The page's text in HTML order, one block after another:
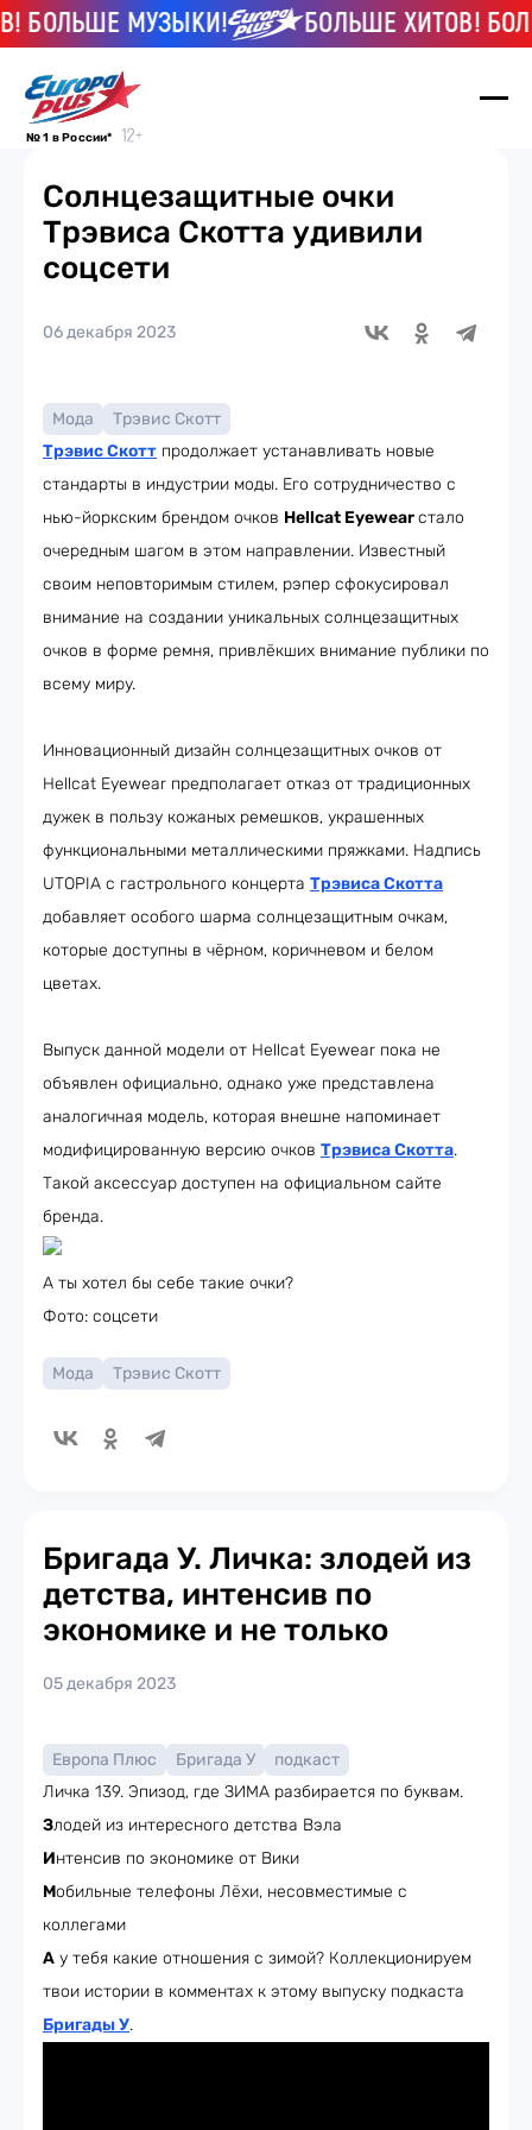
БОЛЬШЕ МУЗЫКИ! БОЛЬШЕ ХИТОВ!
№ 1 в России*
Солнцезащитные очки
Трэвиса Скотта удивили
соцсети
06 декабря 2023
Мода
Трэвис Скотт
Трэвис Скотт продолжает устанавливать новые
стандарты в индустрии моды. Его сотрудничество с
нью-йоркским брендом очков Hellcat Eyewearстало
очередным шагом в этом направлении. Известный
своим неповторимым стилем, рэпер сфокусировал
внимание на создании уникальных солнцезащитных
очков в форме ремня, привлёкших внимание публики по
всему миру.
Инновационный дизайн солнцезащитных очков от
Hellcat Eyewear предполагает отказ от традиционных
дужек в пользу кожаных ремешков, украшенных
функциональными металлическими пряжками. Надпись
UTOPIA с гастрольного концерта Трэвиса Скотта
добавляет особого шарма солнцезащитным очкам,
которые доступны в чёрном, коричневом и белом
цветах.
Выпуск данной модели от Hellcat Eyewear пока не
объявлен официально, однако уже представлена
аналогичная модель, которая внешне напоминает
модифицированную версию очков Трэвиса Скотта.
Такой аксессуар доступен на официальном сайте
бренда.
А ты хотел бы себе такие очки?
Фото: соцсети
Мода Трэвис Скотт
Бригада У. Личка: злодей из
детства, интенсив по
экономике и не только
05 декабря 2023
Европа Плюс Бригада У
подкаст
Личка 139. Эпизод, где ЗИМА разбирается по буквам.
Злодей из интересного детства Вэла
Интенсив по экономике от Вики
Мобильные телефоны Лёхи, несовместимые с
коллегами
А у тебя какие отношения с зимой? Коллекционируем
твои истории в комментах к этому выпуску подкаста
Бригады У.